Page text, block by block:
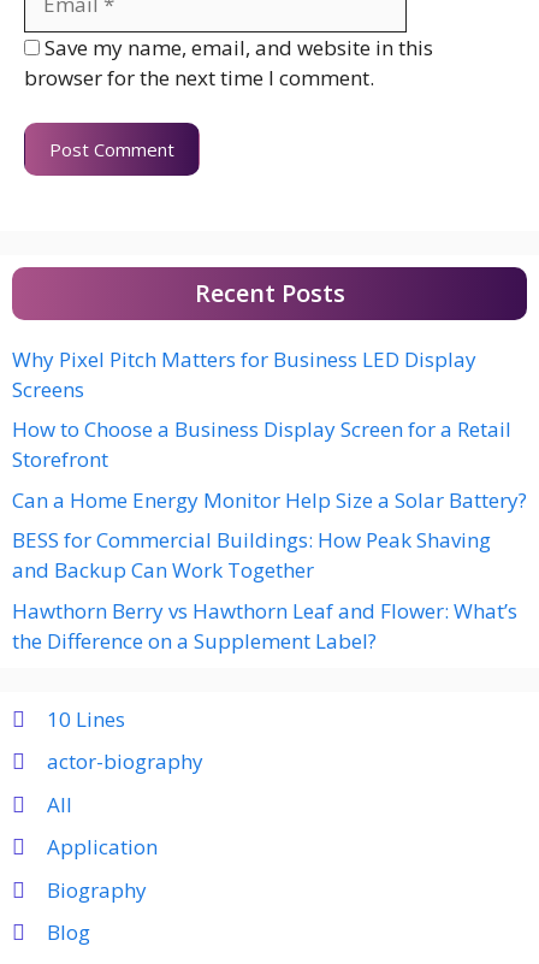
Save my name, email, and website in this
browser for the next time I comment.
Recent Posts
Why Pixel Pitch Matters for Business LED Display
Screens
How to Choose a Business Display Screen for a Retail
Storefront
Can a Home Energy Monitor Help Size a Solar Battery?
BESS for Commercial Buildings: How Peak Shaving
and Backup Can Work Together
Hawthorn Berry vs Hawthorn Leaf and Flower: What’s
the Difference on a Supplement Label?
10 Lines
actor-biography
All
Application
Biography
Blog